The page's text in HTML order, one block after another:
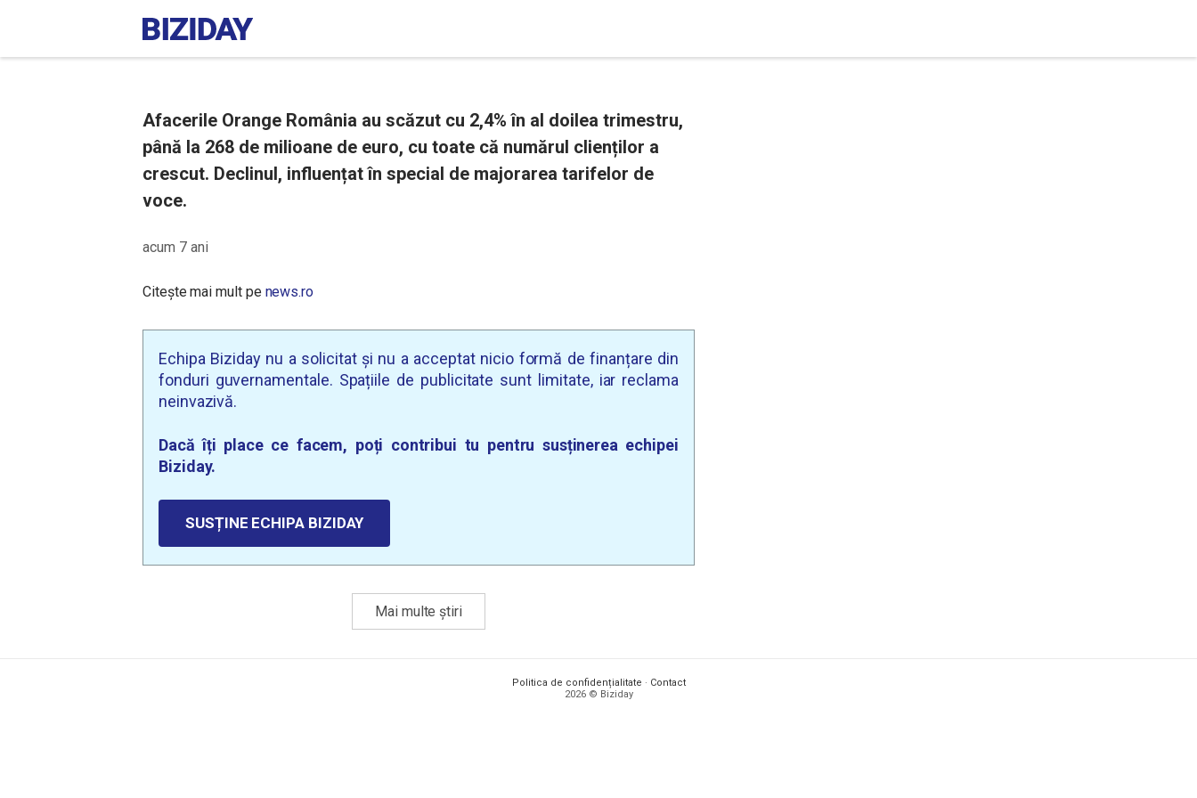
Afacerile Orange România au scăzut cu 2,4% în al doilea trimestru,
până la 268 de milioane de euro, cu toate că numărul clienților a
crescut. Declinul, influențat în special de majorarea tarifelor de
voce.
acum 7 ani
Citește mai mult pe news.ro
Echipa Biziday nu a solicitat și nu a acceptat nicio formă de finanțare din
fonduri guvernamentale. Spațiile de publicitate sunt limitate, iar reclama
neinvazivă.
Dacă îți place ce facem, poți contribui tu pentru susținerea echipei
Biziday.
SUSȚINE ECHIPA BIZIDAY
Mai multe știri
Politica de confidențialitate · Contact
2026 © Biziday